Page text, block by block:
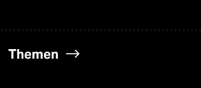
Themen